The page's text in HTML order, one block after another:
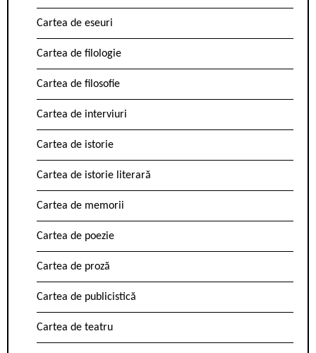
Cartea de eseuri
Cartea de filologie
Cartea de filosofie
Cartea de interviuri
Cartea de istorie
Cartea de istorie literară
Cartea de memorii
Cartea de poezie
Cartea de proză
Cartea de publicistică
Cartea de teatru